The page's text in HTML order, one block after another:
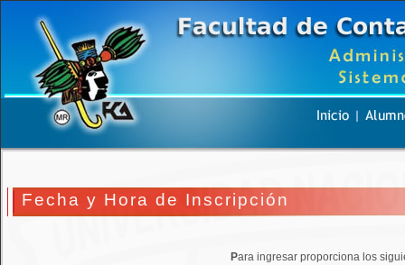
Fecha y Hora de Inscripción
Para ingresar proporciona los